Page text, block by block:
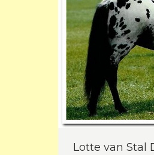
Lotte van Stal